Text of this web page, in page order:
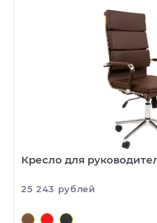
Кресло для
25 243 рублей